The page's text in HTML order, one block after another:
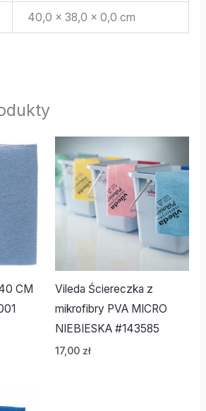
40,0 × 38,0 × 0,0 cm
CM
Vileda Ściereczka z
mikrofibry PVA MICRO
NIEBIESKA #143585
17,00 zł